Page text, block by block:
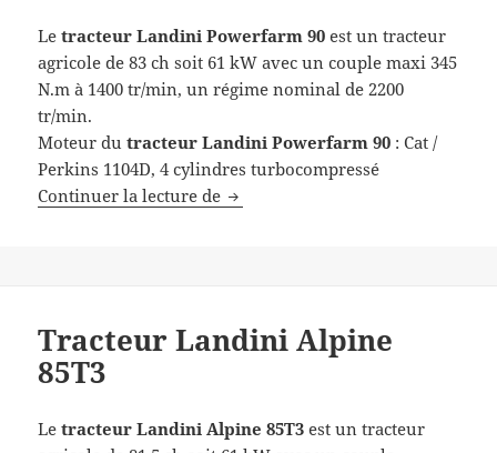
Letracteur Landini Powerfarm 90 est un tracteur
agricole de 83 ch soit 61 kW avec un couple maxi 345
N.m à 1400 tr/min, un régime nominal de 2200
tr/min.
Moteur dutracteur Landini Powerfarm 90 : Cat /
Perkins 1104D, 4 cylindres turbocompressé
Continuer la lecture de Tracteur Landini Powerfarm 90
Tracteur Landini Alpine
85T3
Letracteur Landini Alpine 85T3 est un tracteur